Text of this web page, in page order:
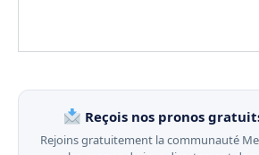
Reçois nos pronos
Rejoins gratuitement la communauté